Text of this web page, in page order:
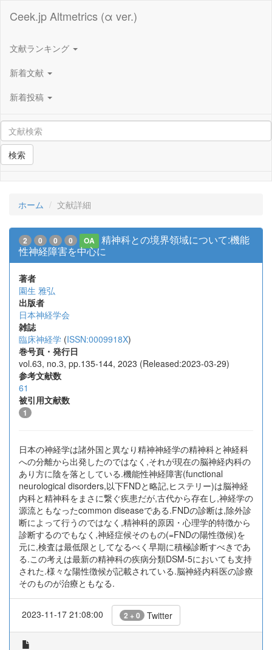
Ceek.jp Altmetrics (α ver.)
文献ランキング
新着文献
新着投稿
検索
ホーム 文献詳細
2 0 0 0 OA
精神科との境界領域について:機能
性神経障害を中心に
著者
園生 雅弘
出版者
日本神経学会
雑誌
臨床神経学 (ISSN:0009918X)
巻号頁・発行日
vol.63, no.3, pp.135-144, 2023 (Released:2023-03-29)
参考文献数
61
被引用文献数
1
日本の神経学は諸外国と異なり精神神経学の精神科と神経科
への分離から出発したのではなく,それが現在の脳神経内科の
あり方に陰を落としている.機能性神経障害(functional
neurological disorders,以下FNDと略記,ヒステリー)は脳神経
内科と精神科をまさに繋ぐ疾患だが,古代から存在し,神経学の
源流ともなったcommon diseaseである.FNDの診断は,除外診
断によって行うのではなく,精神科的原因・心理学的特徴から
診断するのでもなく,神経症候そのもの(=FNDの陽性徴候)を
元に,検査は最低限としてなるべく早期に積極診断すべきであ
る.この考えは最新の精神科の疾病分類DSM-5においても支持
された.様々な陽性徴候が記載されている.脳神経内科医の診療
そのものが治療ともなる.
2023-11-17 21:08:00 2 + 0 Twitter